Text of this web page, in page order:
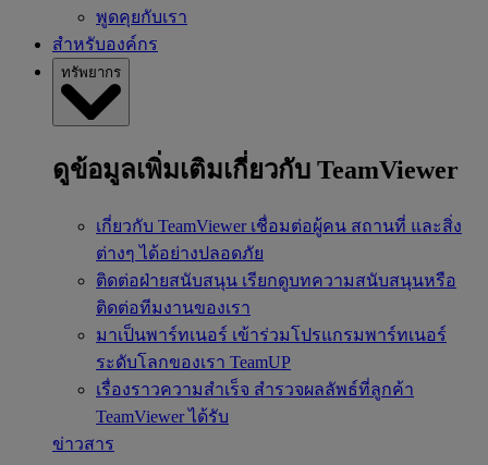
พูดคุยกับเรา
สำหรับองค์กร
ทรัพยากร
ดูข้อมูลเพิ่มเติมเกี่ยวกับ TeamViewer
เกี่ยวกับ TeamViewer เชื่อมต่อผู้คน สถานที่ และสิ่ง
ต่างๆ ได้อย่างปลอดภัย
ติดต่อฝ่ายสนับสนุน เรียกดูบทความสนับสนุนหรือ
ติดต่อทีมงานของเรา
มาเป็นพาร์ทเนอร์ เข้าร่วมโปรแกรมพาร์ทเนอร์
ระดับโลกของเรา TeamUP
เรื่องราวความสำเร็จ สำรวจผลลัพธ์ที่ลูกค้า
TeamViewer ได้รับ
ข่าวสาร